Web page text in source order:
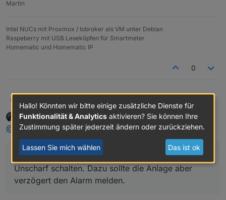
Martin
Intel NUCs mit Proxmox / Iobroker als VM unter Debian
Raspeberry mit USB Leseköpfen für Smartmeter
Homematic und Homematic IP
0
des Alarmsystems ein. Diese liefert nun Werte, die ich
benutzen kann. Damit kann ich das System Unscharf,
Scharf_Innen und Scharf_Extern schalten.
Nun habe ich eine Frage zum Alarm-Adapter:
Wenn ich nun bei einer Schaltung Extern_Scharf nach
Hause komme, betrete ich das Haus bei aktivierter
Alarmanlage. Ich würde nun an der Tastatur das
System auf Unscharf schalten. Dazu sollte die Anlage
aber verzögert den Alarm melden. Das bekomme ich
aber nicht hin. Beim Öffnen der Haustür geht der
Alarm direkt los.
Was mache ich falsch?
Hier die Einstellungen:
Online
icebearschrieb am28. Okt. 2025, 09:11
zuletzt editiert von
@ martybrsaid inTest Adapter Alarm 3.6.x:
...Ich würde nun an der Tastatur das System auf
Unscharf schalten. Dazu sollte die Anlage aber
verzögert den Alarm melden.
Hallo! Könnten wir bitte einige zusätzliche Dienste für
Funktionalität & Analytics aktivieren? Sie können Ihre
Zustimmung später jederzeit ändern oder zurückziehen.
Lassen Sie mich wählen Das ist ok